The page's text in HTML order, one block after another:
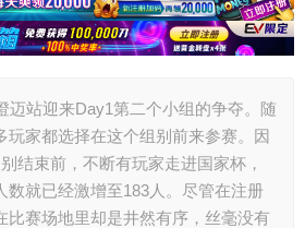
迈站迎来Day1第二个小组的争夺。随
玩家都选择在这个组别前来参赛。因
结束前，不断有玩家走进国家杯，
数就已经激增至183人。尽管在注册
比赛场地里却是井然有序，丝毫没有